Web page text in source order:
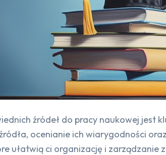
źródeł do pracy naukowej jest
ocenianie ich wiarygodności
ułatwią ci organizację i zarządzanie